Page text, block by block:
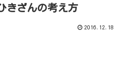
きざんの考え方
2016.12.18